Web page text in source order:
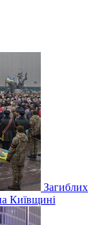
Загиблих
Київщині